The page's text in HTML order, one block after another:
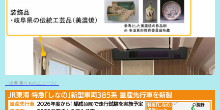
（出典 乗りものニュース）